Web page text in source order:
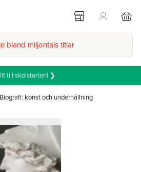
bland miljontals titlar
till skolstarten! ❯
Biografi: konst och underhållning